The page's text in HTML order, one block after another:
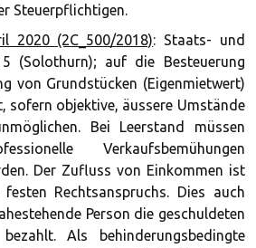
Steuerpflichtigen.
2020 (2C_500/2018): Staats- und
(Solothurn); auf die Besteuerung
von Grundstücken (Eigenmietwert)
sofern objektive, äussere Umstände
Bei Leerstand müssen
Verkaufsbemühungen
Der Zufluss von Einkommen ist
Rechtsanspruchs. Dies auch
Person die geschuldeten
Als behinderungsbedingte